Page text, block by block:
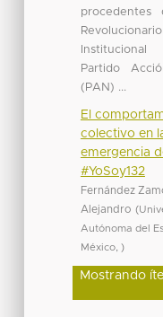
procedentes
Revolucionario
Partido
(PAN) ...
El
colectivo en
emergencia
#YoSoy132
Fernández
Alejandro (
Autónoma del
México, )
Mostrando